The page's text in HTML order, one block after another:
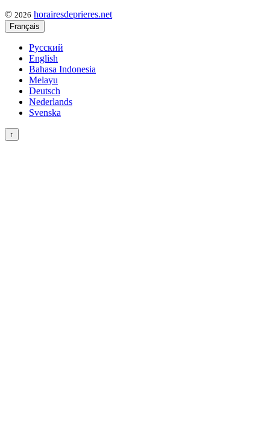
© 2026 horairesdeprieres.net
Français
Русский
English
Bahasa Indonesia
Melayu
Deutsch
Nederlands
Svenska
↑